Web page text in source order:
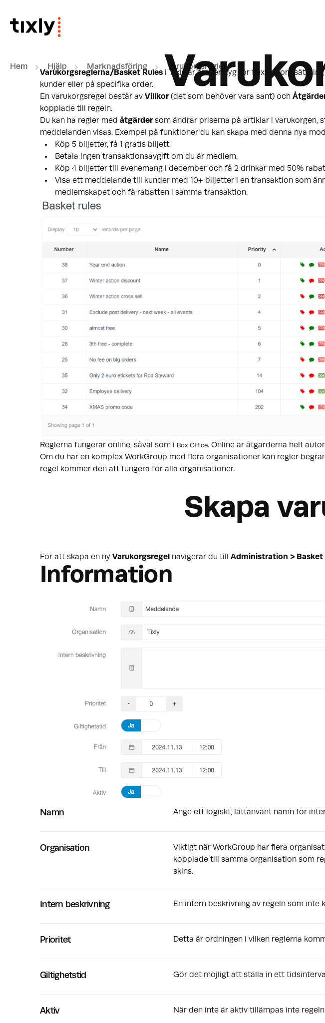
Hem Hjälp Marknadsföring Varukorgsregler
Varukorgsreglerna/Basket Rules i Tixly är ett verktyg för flexibel
kunder eller på specifika order.
En varukorgsregel består av Villkor (det som behöver vara sant) och
kopplade till regeln.
Du kan ha regler med åtgärdersom ändrar priserna på artiklar i varukorgen,
meddelanden visas. Exempel på funktioner du kan skapa med denna nya
Köp 5 biljetter, få 1 gratis biljett.
Betala ingen transaktionsavgift om du är medlem.
Köp 4 biljetter till evenemang i december och få 2 drinkar med 50%
Visa ett meddelande till kunder med 10+ biljetter i en transaktion som
medlemskapet och få rabatten i samma transaktion.
Reglerna fungerar online, såväl som i Box Office. Online är åtgärderna helt
Om du har en komplex WorkGroup med flera organisationer kan regler
regel kommer den att fungera för alla organisationer.
Skapa
För att skapa en ny Varukorgsregel navigerar du till Administration > Basket
Information
Namn Ange ett logiskt, lättanvänt namn för
Organisation
Viktigt när WorkGroup har flera
kopplade till samma organisation som
skins.
Intern beskrivning En intern beskrivning av regeln som inte
Prioritet Detta är ordningen i vilken reglerna
Giltighetstid Gör det möjligt att ställa in ett
Aktiv När den inte är aktiv tillämpas inte